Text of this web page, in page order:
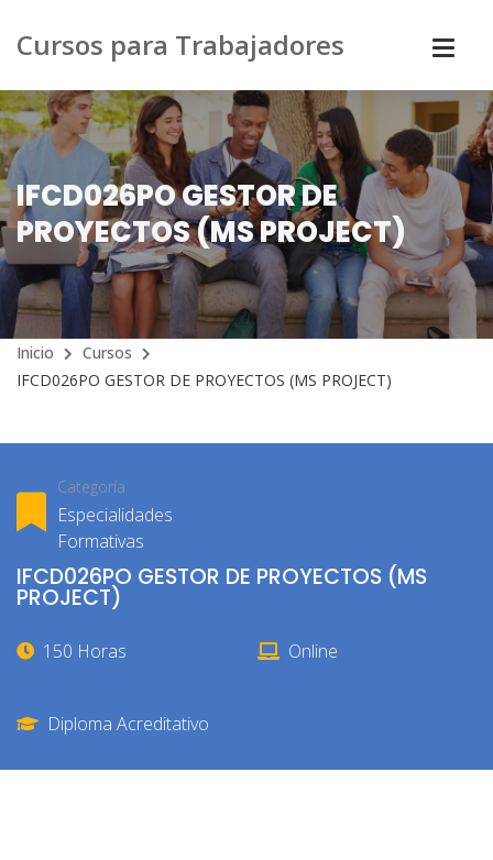
Cursos para Trabajadores
IFCD026PO GESTOR DE
PROYECTOS (MS PROJECT)
Inicio
Cursos
IFCD026PO GESTOR DE PROYECTOS (MS PROJECT)
Categoría
Especialidades
Formativas
IFCD026PO GESTOR DE PROYECTOS (MS
PROJECT)
150 Horas Online
Diploma Acreditativo